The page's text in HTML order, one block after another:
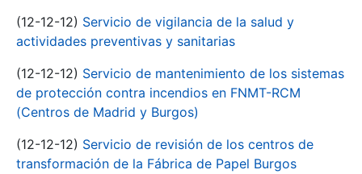
(12-12-12) Servicio de vigilancia de la salud y
actividades preventivas y sanitarias
(12-12-12) Servicio de mantenimiento de los sistemas
de protección contra incendios en FNMT-RCM
(Centros de Madrid y Burgos)
(12-12-12) Servicio de revisión de los centros de
transformación de la Fábrica de Papel Burgos